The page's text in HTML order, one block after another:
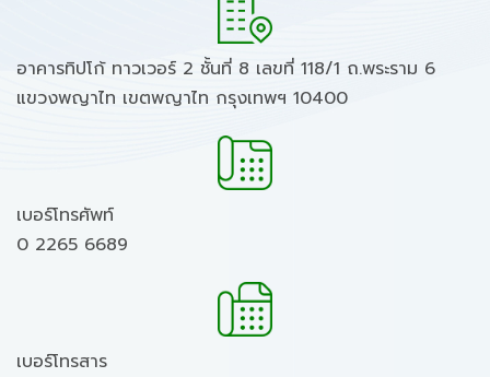
อาคารทิปโก้ ทาวเวอร์ 2 ชั้นที่ 8 เลขที่ 118/1 ถ.พระราม 6
แขวงพญาไท เขตพญาไท กรุงเทพฯ 10400
เบอร์โทรศัพท์
0 2265 6689
เบอร์โทรสาร